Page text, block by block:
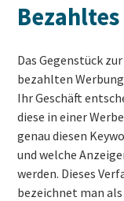
Das Gegenstück
bezahlten
Ihr Geschäft
diese in einer
genau diesen
und welche
werden. Dieses
bezeichnet man als